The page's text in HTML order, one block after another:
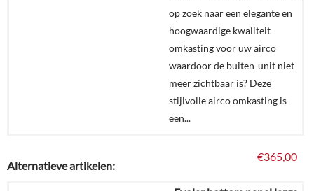
op zoek naar een elegante en
hoogwaardige kwaliteit
omkasting voor uw airco
waardoor de buiten-unit niet
meer zichtbaar is? Deze
stijlvolle airco omkasting is
een...
€365,00
Alternatieve artikelen: